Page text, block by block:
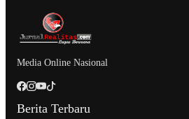
Media Online Nasional
Berita Terbaru